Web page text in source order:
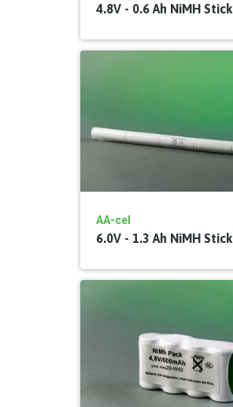
4.8V - 0.6 Ah NiMH Stick
AA-cel
6.0V - 1.3 Ah NiMH Stick